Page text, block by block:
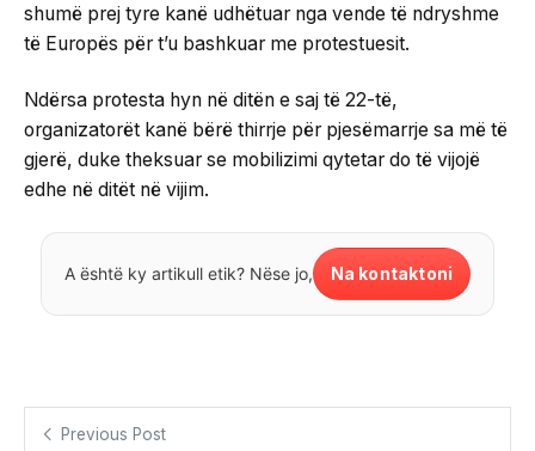
shumë prej tyre kanë udhëtuar nga vende të ndryshme
të Europës për t’u bashkuar me protestuesit.
Ndërsa protesta hyn në ditën e saj të 22-të,
organizatorët kanë bërë thirrje për pjesëmarrje sa më të
gjerë, duke theksuar se mobilizimi qytetar do të vijojë
edhe në ditët në vijim.
A është ky artikull etik? Nëse jo, Na kontaktoni
Previous Post